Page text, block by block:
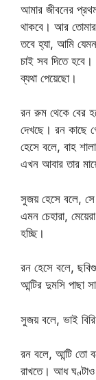
আমার জীবনের
থাকবে। আর
তবে হ্যা, আমি
চাই সব দিতে
ব্যথা পেয়েছো।
রন রুম থেকে বের
দেখছে। রন কাছে
হেসে বলে, বাহ
এখন আবার তার
সুজয় হেসে বলে,
এমন চেহারা,
হচ্ছি।
রন হেসে বলে,
আন্টির দুমসি পাছা
সুজয় বলে, ভাই
রন বলে, আন্টি তো
রাখতে। আধ